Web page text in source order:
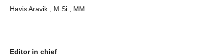
Havis Aravik , M.Si., MM
Editor in chief